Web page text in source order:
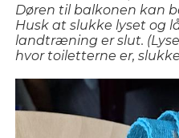
Døren til balkonen kan
Husk at slukke lyset og
landtræning er slut.
hvor toiletterne er,